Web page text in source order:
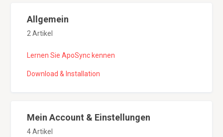
Allgemein
2 Artikel
Lernen Sie ApoSync kennen
Download & Installation
Mein Account & Einstellungen
4 Artikel